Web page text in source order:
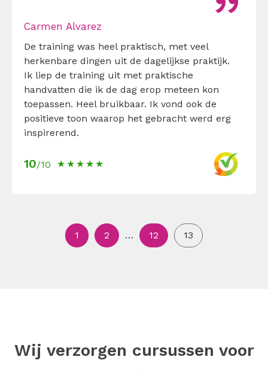
Carmen Alvarez
De training was heel praktisch, met veel
herkenbare dingen uit de dagelijkse praktijk.
Ik liep de training uit met praktische
handvatten die ik de dag erop meteen kon
toepassen. Heel bruikbaar. Ik vond ook de
positieve toon waarop het gebracht werd erg
inspirerend.
10/10
1 2 … 12 13
Wij verzorgen cursussen voor